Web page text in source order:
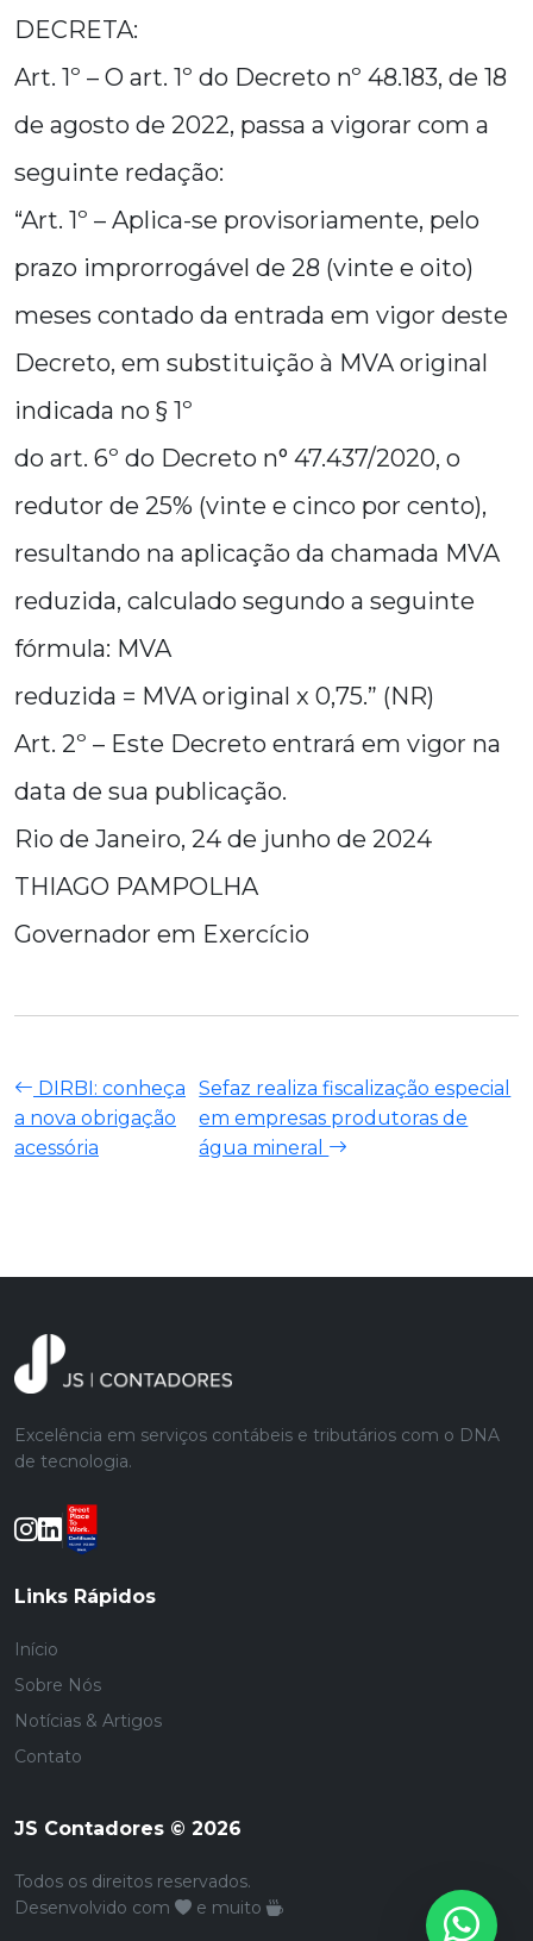
DECRETA:
Art. 1º – O art. 1º do Decreto nº 48.183, de 18
de agosto de 2022, passa a vigorar com a
seguinte redação:
“Art. 1º – Aplica-se provisoriamente, pelo
prazo improrrogável de 28 (vinte e oito)
meses contado da entrada em vigor deste
Decreto, em substituição à MVA original
indicada no § 1º
do art. 6º do Decreto n° 47.437/2020, o
redutor de 25% (vinte e cinco por cento),
resultando na aplicação da chamada MVA
reduzida, calculado segundo a seguinte
fórmula: MVA
reduzida = MVA original x 0,75.” (NR)
Art. 2º – Este Decreto entrará em vigor na
data de sua publicação.
Rio de Janeiro, 24 de junho de 2024
THIAGO PAMPOLHA
Governador em Exercício
DIRBI: conheça
a nova obrigação
acessória
Sefaz realiza fiscalização especial
em empresas produtoras de
água mineral
Excelência em serviços contábeis e tributários com o DNA
de tecnologia.
Links Rápidos
Início
Sobre Nós
Notícias & Artigos
Contato
JS Contadores © 2026
Todos os direitos reservados.
Desenvolvido com
e muito